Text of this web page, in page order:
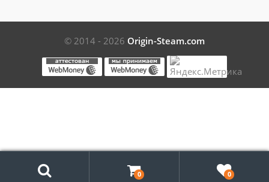
© 2014 - 2026 Origin-Steam.com
0 0